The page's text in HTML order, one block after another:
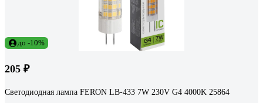
до -10%
205 ₽
Светодиодная лампа FERON LB-433 7W 230V G4 4000K 25864